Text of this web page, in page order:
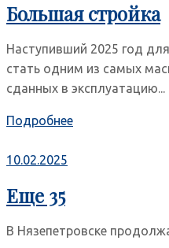
Большая стройка
Наступивший 2025 год
стать одним из самых
сданных в эксплуатацию...
Подробнее
10.02.2025
Еще 35
В Нязепетровске